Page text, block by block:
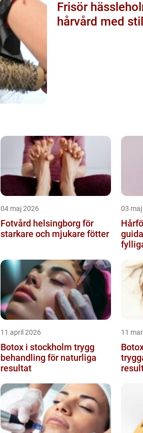
Frisör hässleholm
hårvård med
04 maj 2026
Fotvård helsingborg för
starkare och mjukare fötter
03
11 april 2026
Botox i stockholm trygg
behandling för naturliga
resultat
11
Botox lund